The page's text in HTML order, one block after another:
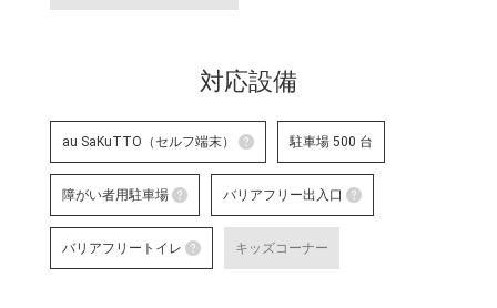
詳細はこちら
詳細はこちら
対応設備
au SaKuTTO（セルフ端末）
au SaKuTTO（セルフ端末）
お客さまご自身でお手続き可
る店舗です。
対応可能なお手続きなど詳細は
駐車場 500 台
障がい者用駐車場
障がい者用駐車場
障がい者用の駐車スペースをご用意して
バリアフリー出入口
バリアフリートイレ キッズコーナー